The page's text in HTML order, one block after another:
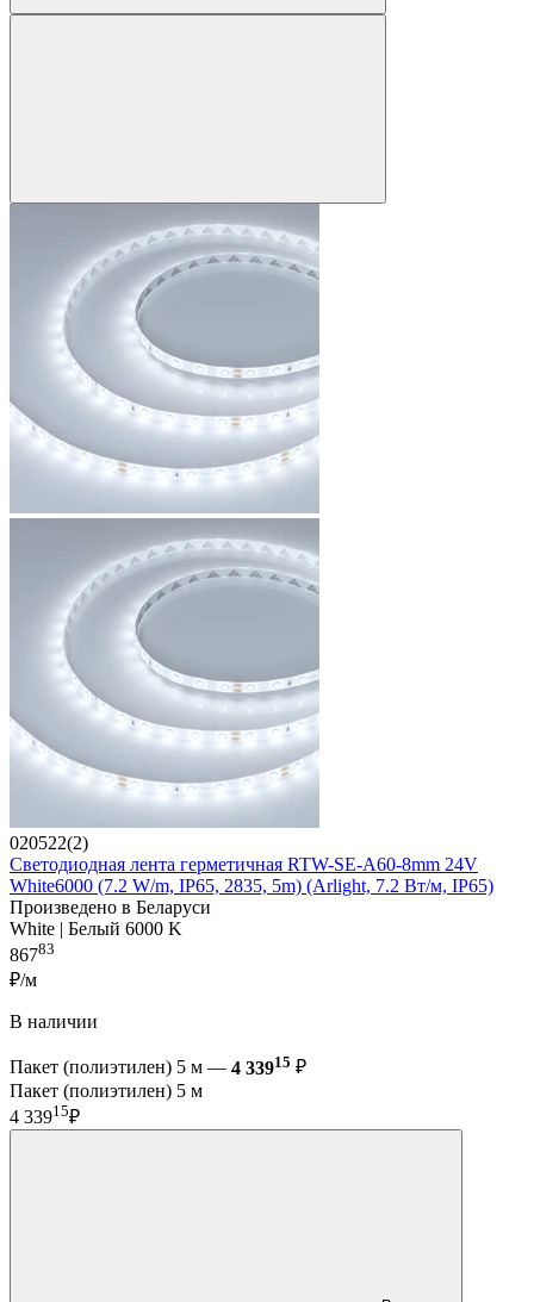
020522(2)
Светодиодная лента герметичная RTW-SE-A60-8mm 24V
White6000 (7.2 W/m, IP65, 2835, 5m) (Arlight, 7.2 Вт/м, IP65)
Произведено в Беларуси
White | Белый 6000 K
86783
₽/м
В наличии
Пакет (полиэтилен) 5 м — 4 33915 ₽
Пакет (полиэтилен) 5 м
4 33915₽